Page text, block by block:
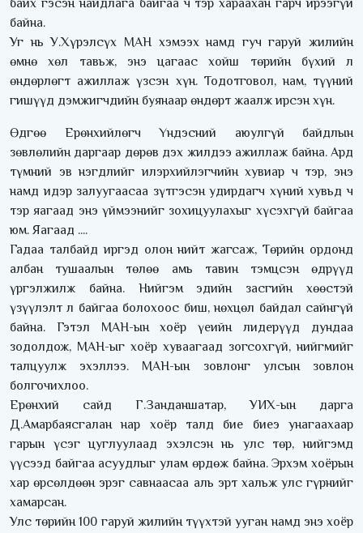
байх гэсэн найдлага байгаа ч тэр хараахан гарч ирээгүй
байна.
Уг нь У.Хүрэлсүх МАН хэмээх намд гуч гаруй жилийн
өмнө хөл тавьж, энэ цагаас хойш төрийн бүхий л
өндөрлөгт ажиллаж үзсэн хүн. Тодотговол, нам, түүний
гишүүд дэмжигчдийн буянаар өндөрт жаалж ирсэн хүн.
Өдгөө Ерөнхийлөгч Үндэсний аюулгүй байдлын
зөвлөлийн даргаар дөрөв дэх жилдээ ажиллаж байна. Ард
түмний эв нэгдлийг илэрхийлэгчийн хувиар ч тэр, энэ
намд идэр залуугаасаа зүтгэсэн удирдагч хүний хувьд ч
тэр яагаад энэ үймээнийг зохицуулахыг хүсэхгүй байгаа
юм. Яагаад ....
Гадаа талбайд иргэд олон нийт жагсаж, Төрийн ордонд
албан тушаалын төлөө амь тавин тэмцсэн өдрүүд
үргэлжилж байна. Нийгэм эдийн засгийн хөөстэй
үзүүлэлт л байгаа болохоос биш, нөхцөл байдал сайнгүй
байна. Гэтэл МАН-ын хоёр үеийн лидерүүд дундаа
зодолдож, МАН-ыг хоёр хуваагаад зогсохгүй, нийгмийг
талцуулж эхэллээ. МАН-ын зовлонг улсын зовлон
болгочихлоо.
Ерөнхий сайд Г.Занданшатар, УИХ-ын дарга
Д.Амарбаясгалан нар хоёр талд бие биеэ унагаахаар
гарын үсэг цуглуулаад эхэлсэн нь улс төр, нийгэмд
үүсээд байгаа асуудлыг улам өрдөж байна. Эрхэм хоёрын
хар өрсөлдөөн эрэг савнаасаа аль эрт хальж улс гүрнийг
хамарсан.
Улс төрийн 100 гаруй жилийн түүхтэй ууган намд энэ хоёр